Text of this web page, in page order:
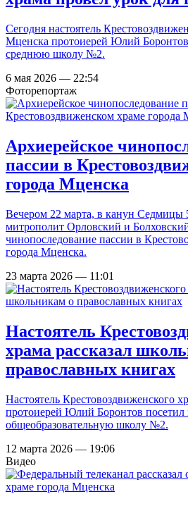
Сегодня настоятель
Мценска протоиерей Юлий
среднюю школу №2.
6 мая 2026 — 22:54
Фоторепортаж
Архиерейское
пассии в
города Мценска
Вечером 22 марта, в канун Седмицы
митрополит Орловский и
чинопоследование пассии в
города Мценска.
23 марта 2026 — 11:01
Настоятель
храма рассказал
православных книгах
Настоятель Крестовоздвиженского
протоиерей Юлий Боронтов
общеобразовательную школу №2.
12 марта 2026 — 19:06
Видео